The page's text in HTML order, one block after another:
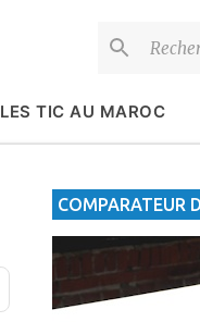
LES TIC AU MAROC
COMPARATEUR